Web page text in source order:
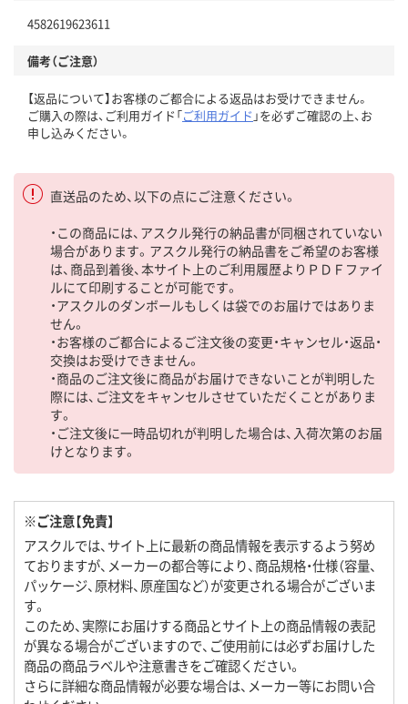
4582619623611
備考（ご注意）
【返品について】お客様のご都合による返品はお受けできません。
ご購入の際は、ご利用ガイド「ご利用ガイド 」を必ずご確認の上、お
申し込みください。
直送品のため、以下の点にご注意ください。
・この商品には、アスクル発行の納品書が同梱されていない
場合があります。アスクル発行の納品書をご希望のお客様
は、商品到着後、本サイト上のご利用履歴よりＰＤＦファイ
ルにて印刷することが可能です。
・アスクルのダンボールもしくは袋でのお届けではありま
せん。
・お客様のご都合によるご注文後の変更・キャンセル・返品・
交換はお受けできません。
・商品のご注文後に商品がお届けできないことが判明した
際には、ご注文をキャンセルさせていただくことがありま
す。
・ご注文後に一時品切れが判明した場合は、入荷次第のお届
けとなります。
※ご注意【免責】
アスクルでは、サイト上に最新の商品情報を表示するよう努め
ておりますが、メーカーの都合等により、商品規格・仕様（容量、
パッケージ、原材料、原産国など）が変更される場合がございま
す。
このため、実際にお届けする商品とサイト上の商品情報の表記
が異なる場合がございますので、ご使用前には必ずお届けした
商品の商品ラベルや注意書きをご確認ください。
さらに詳細な商品情報が必要な場合は、メーカー等にお問い合